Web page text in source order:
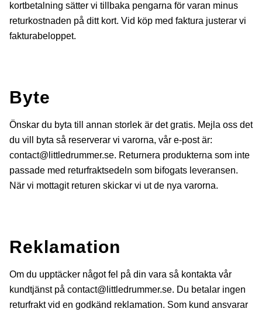
kortbetalning sätter vi tillbaka pengarna för varan minus
returkostnaden på ditt kort. Vid köp med faktura justerar vi
fakturabeloppet.
Byte
Önskar du byta till annan storlek är det gratis. Mejla oss det
du vill byta så reserverar vi varorna, vår e-post är:
contact@littledrummer.se. Returnera produkterna som inte
passade med returfraktsedeln som bifogats leveransen.
När vi mottagit returen skickar vi ut de nya varorna.
Reklamation
Om du upptäcker något fel på din vara så kontakta vår
kundtjänst på contact@littledrummer.se. Du betalar ingen
returfrakt vid en godkänd reklamation. Som kund ansvarar